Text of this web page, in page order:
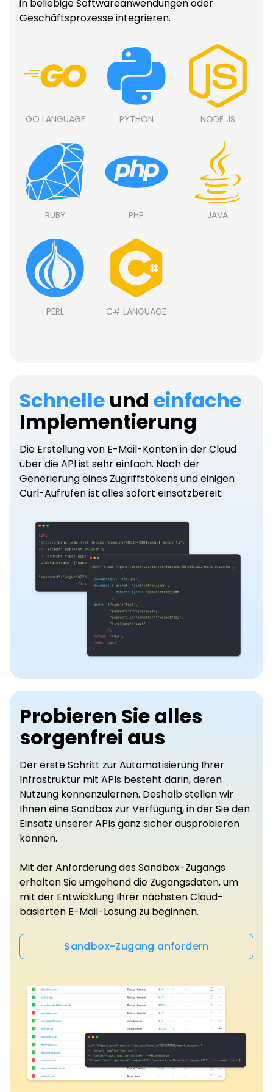
GO LANGUAGE PYTHON NODE JS
RUBY PHP JAVA
PERL C# LANGUAGE
in beliebige Softwareanwendungen oder
Geschäftsprozesse integrieren.
Schnelle und einfache
Implementierung
Die Erstellung von E-Mail-Konten in der Cloud
über die API ist sehr einfach. Nach der
Generierung eines Zugriffstokens und einigen
Curl-Aufrufen ist alles sofort einsatzbereit.
Probieren Sie alles
sorgenfrei aus
Der erste Schritt zur Automatisierung Ihrer
Infrastruktur mit APIs besteht darin, deren
Nutzung kennenzulernen. Deshalb stellen wir
Ihnen eine Sandbox zur Verfügung, in der Sie den
Einsatz unserer APIs ganz sicher ausprobieren
können.
Mit der Anforderung des Sandbox-Zugangs
erhalten Sie umgehend die Zugangsdaten, um
mit der Entwicklung Ihrer nächsten Cloud-
basierten E-Mail-Lösung zu beginnen.
Sandbox-Zugang anfordern